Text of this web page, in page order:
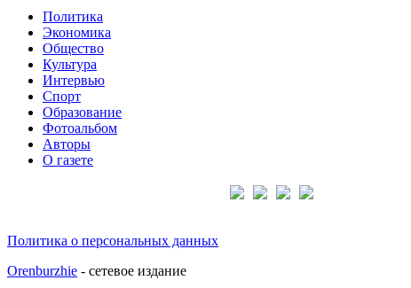
Политика
Экономика
Общество
Культура
Интервью
Спорт
Образование
Фотоальбом
Авторы
О газете
Политика о персональных данных
Orenburzhie - сетевое издание